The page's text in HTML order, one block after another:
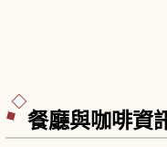
餐廳與咖啡資